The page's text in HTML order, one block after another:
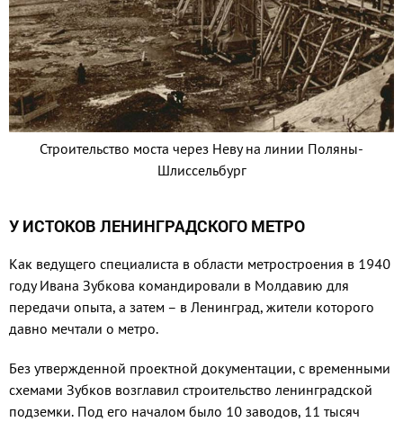
Строительство моста через Неву на линии Поляны-
Шлиссельбург
У ИСТОКОВ ЛЕНИНГРАДСКОГО МЕТРО
Как ведущего специалиста в области метростроения в 1940
году Ивана Зубкова командировали в Молдавию для
передачи опыта, а затем – в Ленинград, жители которого
давно мечтали о метро.
Без утвержденной проектной документации, с временными
схемами Зубков возглавил строительство ленинградской
подземки. Под его началом было 10 заводов, 11 тысяч